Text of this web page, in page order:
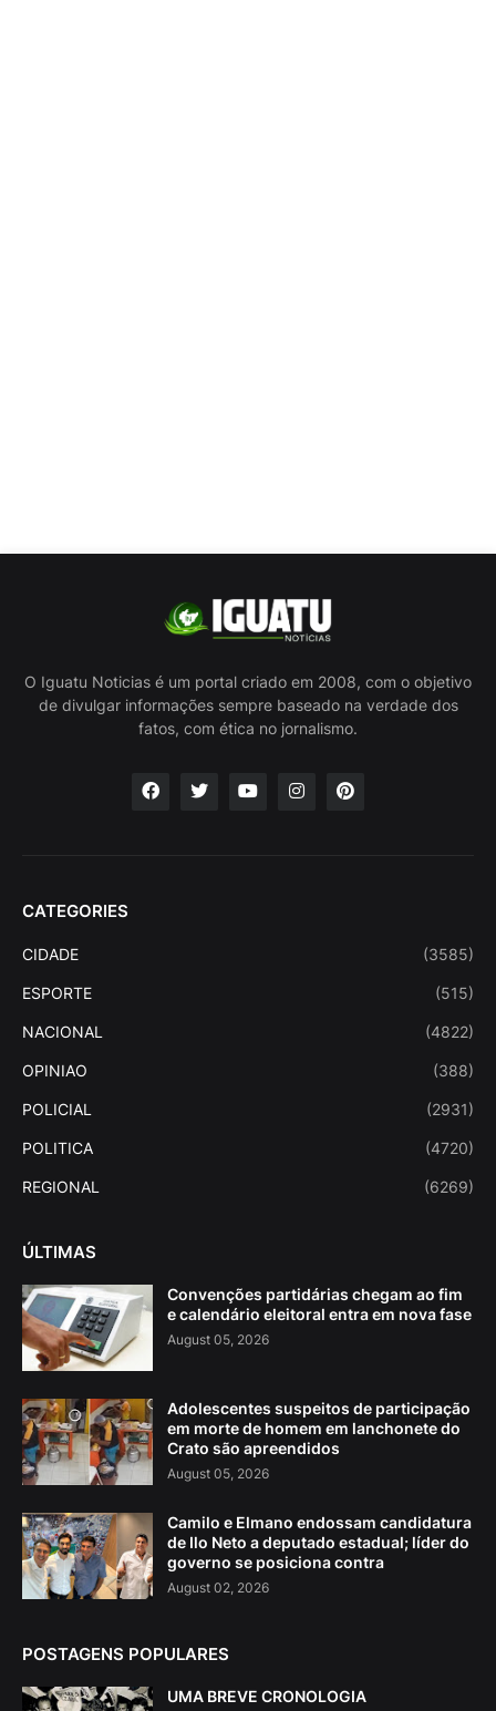
O Iguatu Noticias é um portal criado em 2008, com o objetivo
de divulgar informações sempre baseado na verdade dos
fatos, com ética no jornalismo.
CATEGORIES
CIDADE (3585)
ESPORTE (515)
NACIONAL (4822)
OPINIAO (388)
POLICIAL (2931)
POLITICA (4720)
REGIONAL (6269)
ÚLTIMAS
Convenções partidárias chegam ao fim
e calendário eleitoral entra em nova fase
August 05, 2026
Adolescentes suspeitos de participação
em morte de homem em lanchonete do
Crato são apreendidos
August 05, 2026
Camilo e Elmano endossam candidatura
de Ilo Neto a deputado estadual; líder do
governo se posiciona contra
August 02, 2026
POSTAGENS POPULARES
UMA BREVE CRONOLOGIA